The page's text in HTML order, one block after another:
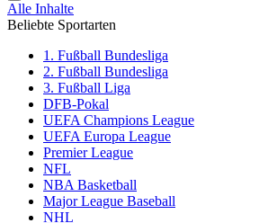
Alle Inhalte
Beliebte Sportarten
1. Fußball Bundesliga
2. Fußball Bundesliga
3. Fußball Liga
DFB-Pokal
UEFA Champions League
UEFA Europa League
Premier League
NFL
NBA Basketball
Major League Baseball
NHL